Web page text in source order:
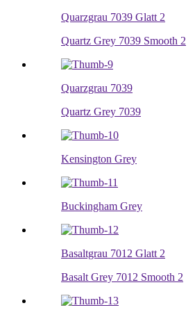
Quarzgrau 7039 Glatt 2
Quartz Grey 7039 Smooth 2
Quarzgrau 7039
Quartz Grey 7039
Kensington Grey
Buckingham Grey
Basaltgrau 7012 Glatt 2
Basalt Grey 7012 Smooth 2